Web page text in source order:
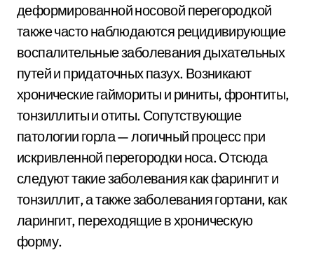
деформированной носовой перегородкой
также часто наблюдаются рецидивирующие
воспалительные заболевания дыхательных
путей и придаточных пазух. Возникают
хронические гаймориты и риниты, фронтиты,
тонзиллиты и отиты. Сопутствующие
патологии горла — логичный процесс при
искривленной перегородки носа. Отсюда
следуют такие заболевания как фарингит и
тонзиллит, а также заболевания гортани, как
ларингит, переходящие в хроническую
форму.